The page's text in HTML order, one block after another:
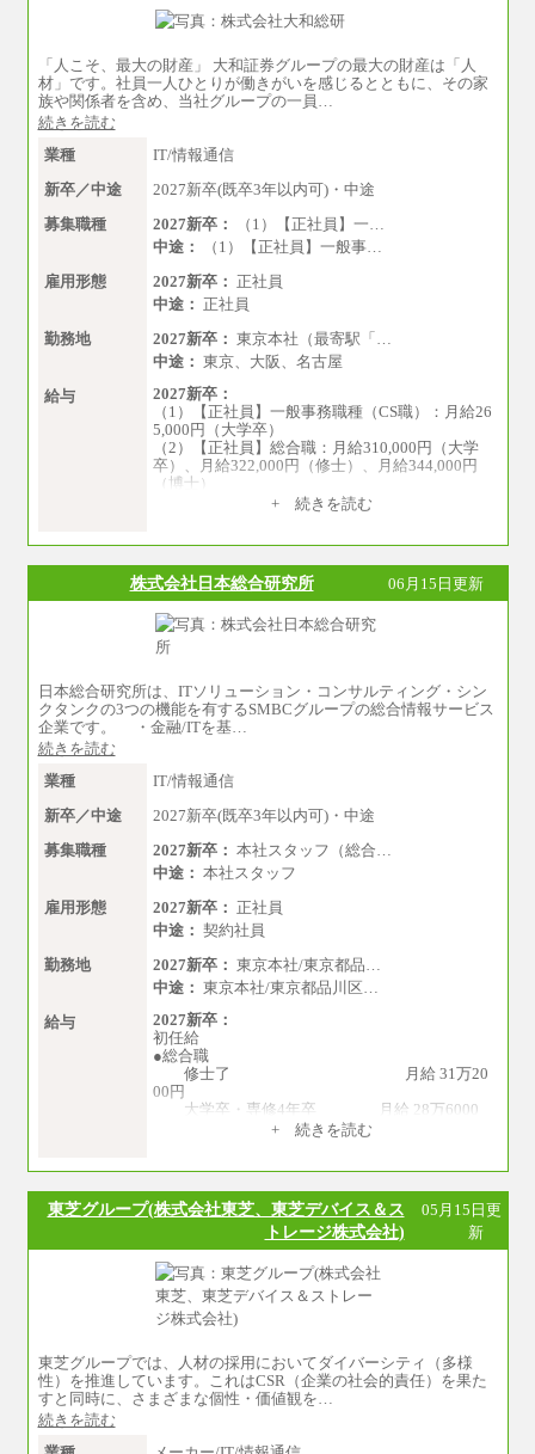
「人こそ、最大の財産」 大和証券グループの最大の財産は「人
材」です。社員一人ひとりが働きがいを感じるとともに、その家
族や関係者を含め、当社グループの一員…
続きを読む
業種
IT/情報通信
新卒／中途
2027新卒(既卒3年以内可)・中途
募集職種
2027新卒：
（1）【正社員】一…
中途：
（1）【正社員】一般事…
雇用形態
2027新卒： 正社員
中途： 正社員
勤務地
2027新卒： 東京本社（最寄駅「…
中途： 東京、大阪、名古屋
給与
2027新卒：
（1）【正社員】一般事務職種（CS職）：月給26
5,000円（大学卒）
（2）【正社員】総合職：月給310,000円（大学
卒）、月給322,000円（修士）、月給344,000円
（博士）
卒の金額を最低額とし、
経験・能力を考慮のうえ、当社規程に基づき決
中途：
下記は新卒採用の給与です。経験者採用の場
（1）【正社員】一般事務職種（CS職）：月給25
5,000円（大学卒）
卒）
※試用期間も同額
+ 続きを読む
株式会社日本総合研究所 06月15日更新
日本総合研究所は、ITソリューション・コンサルティング・シン
クタンクの3つの機能を有するSMBCグループの総合情報サービス
企業です。 ・金融/ITを基…
続きを読む
業種
IT/情報通信
新卒／中途
2027新卒(既卒3年以内可)・中途
募集職種
2027新卒： 本社スタッフ（総合…
中途： 本社スタッフ
雇用形態
2027新卒： 正社員
中途： 契約社員
勤務地
2027新卒： 東京本社/東京都品…
中途： 東京本社/東京都品川区…
給与
2027新卒：
初任給
●総合職
修士了 月給 31万20
00円
大学卒・専修4年卒 月給 28万6000
し、経験・能力を考慮のうえ、当社規程に基づ
き決定いたします。
●一般職
大学卒 月給 25万30
00円
中途：
月給250,000円～300,000円
※試用期間はありません
+ 続きを読む
東芝グループ(株式会社東芝、東芝デバイス＆ス
トレージ株式会社)
05月15日更
新
東芝グループでは、人材の採用においてダイバーシティ（多様
性）を推進しています。これはCSR（企業の社会的責任）を果た
すと同時に、さまざまな個性・価値観を…
続きを読む